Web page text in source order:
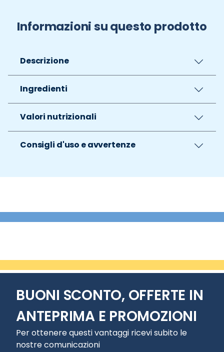
Informazioni su questo prodotto
Descrizione
Ingredienti
Valori nutrizionali
Consigli d'uso e avvertenze
BUONI SCONTO, OFFERTE IN
ANTEPRIMA E PROMOZIONI
Per ottenere questi vantaggi ricevi subito le
nostre comunicazioni